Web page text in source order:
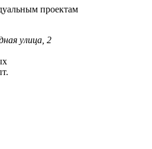
проектам
улица, 2